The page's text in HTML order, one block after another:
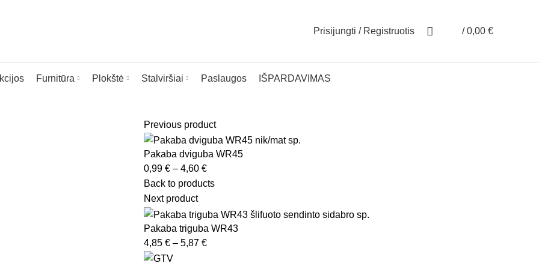
Prisijungti / Registruotis / 0,00 €
Furnitūra Plokštė Stalviršiai Paslaugos IŠPARDAVIMAS
Previous product
Pakaba dviguba WR45
0,99 € – 4,60 €Price
range:
through
4,60 €
Back to products
Next product
Pakaba triguba WR43
4,85 € – 5,87 €Price